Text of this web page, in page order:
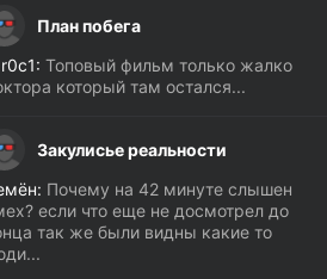
План побега
Топовый фильм только жалко
который там остался...
Закулисье реальности
Почему на 42 минуте слышен
если что еще не досмотрел до
так же были видны какие то